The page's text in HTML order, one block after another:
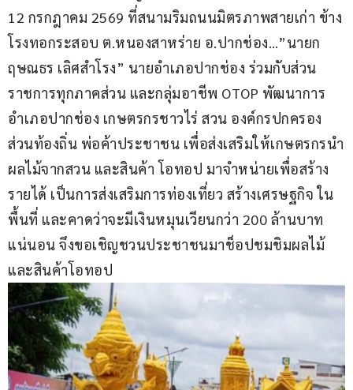
12 กรกฎาคม 2569 ที่สนามริมถนนมิตรภาพสายเก่า ข้าง
โรงทอกระสอบ ต.หนองสาหร่าย อ.ปากช่อง…”นายก
ฤษณธร เลิศสำโรง” นายอำเภอปากช่อง ร่วมกับส่วน
ราชการทุกภาคส่วน และกลุ่มอาชีพ OTOP พัฒนาการ
อำเภอปากช่อง เกษตรกรชาวไร่ สวน องค์กรปกครอง
ส่วนท้องถิ่น พ่อค้าประชาชน เพื่อส่งเสริมให้เกษตรกรนำ
ผลไม้จากสวน และสินค้า โอทอป มาจำหน่ายเพื่อสร้าง
รายได้ เป็นการส่งเสริมการท่องเที่ยว สร้างเศรษฐกิจ ใน
พื้นที่ และคาดว่าจะมีเงินหมุนเวียนกว่า 200 ล้านบาท
แน่นอน จึงขอเชิญชวนประชาชนมาช็อปชมชิมผลไม้
และสินค้าโอทอป